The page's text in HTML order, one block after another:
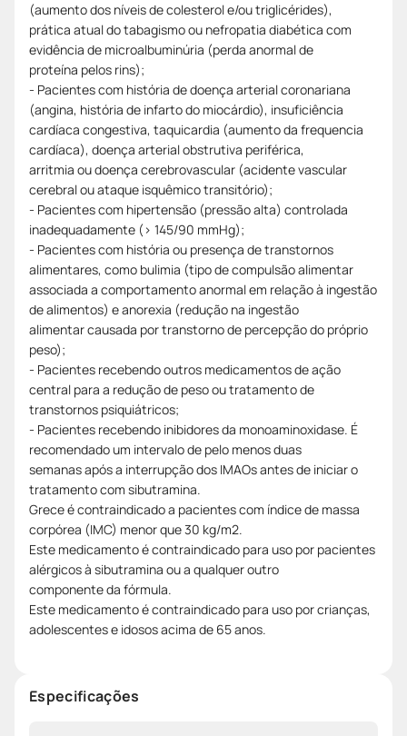
(aumento dos níveis de colesterol e/ou triglicérides),
prática atual do tabagismo ou nefropatia diabética com
evidência de microalbuminúria (perda anormal de
proteína pelos rins);
- Pacientes com história de doença arterial coronariana
(angina, história de infarto do miocárdio), insuficiência
cardíaca congestiva, taquicardia (aumento da frequencia
cardíaca), doença arterial obstrutiva periférica,
arritmia ou doença cerebrovascular (acidente vascular
cerebral ou ataque isquêmico transitório);
- Pacientes com hipertensão (pressão alta) controlada
inadequadamente (> 145/90 mmHg);
- Pacientes com história ou presença de transtornos
alimentares, como bulimia (tipo de compulsão alimentar
associada a comportamento anormal em relação à ingestão
de alimentos) e anorexia (redução na ingestão
alimentar causada por transtorno de percepção do próprio
peso);
- Pacientes recebendo outros medicamentos de ação
central para a redução de peso ou tratamento de
transtornos psiquiátricos;
- Pacientes recebendo inibidores da monoaminoxidase. É
recomendado um intervalo de pelo menos duas
semanas após a interrupção dos IMAOs antes de iniciar o
tratamento com sibutramina.
Grece é contraindicado a pacientes com índice de massa
corpórea (IMC) menor que 30 kg/m2.
Este medicamento é contraindicado para uso por pacientes
alérgicos à sibutramina ou a qualquer outro
componente da fórmula.
Este medicamento é contraindicado para uso por crianças,
adolescentes e idosos acima de 65 anos.
Especificações